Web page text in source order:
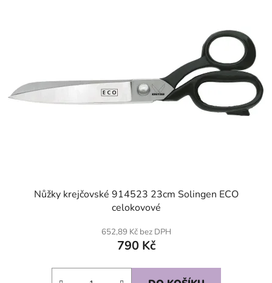
Nůžky krejčovské 914523 23cm Solingen ECO
celokovové
652,89 Kč bez DPH
790 Kč